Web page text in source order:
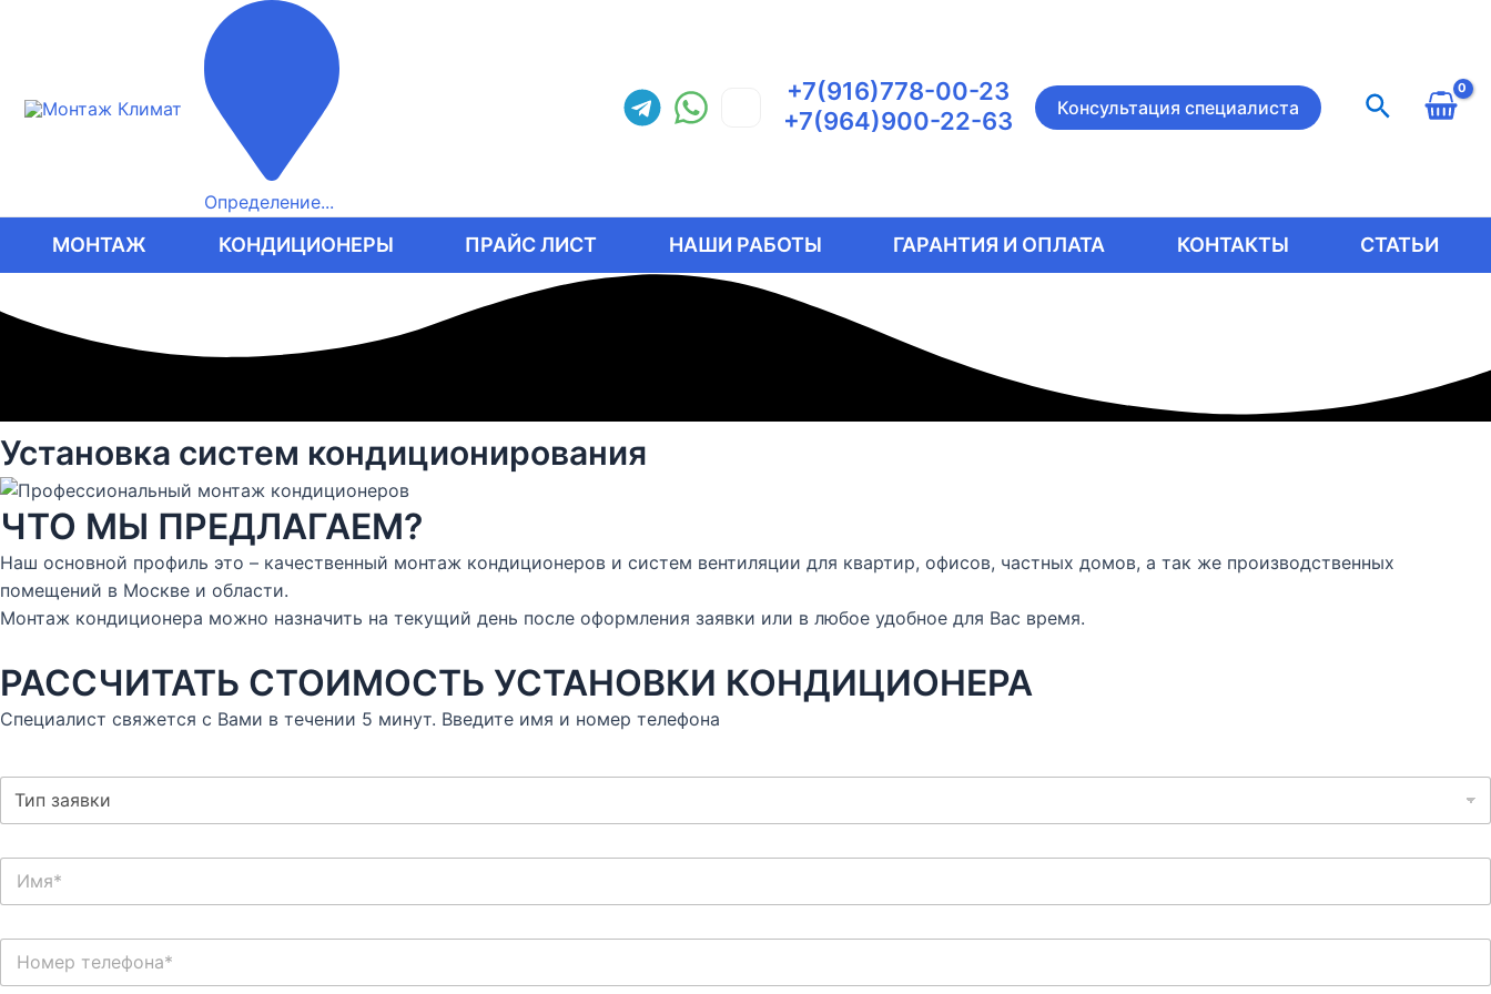
Определение...
+7(916)778-00-23
+7(964)900-22-63
Консультация специалиста Поиск
МОНТАЖ КОНДИЦИОНЕРЫ ПРАЙС ЛИСТ НАШИ РАБОТЫ ГАРАНТИЯ И ОПЛАТА КОНТАКТЫ СТАТЬИ
Установка систем кондиционирования
ЧТО МЫ ПРЕДЛАГАЕМ?
Наш основной профиль это – качественный монтаж кондиционеров и систем вентиляции для квартир, офисов, частных домов, а так же производственных
помещений в Москве и области.
Монтаж кондиционера можно назначить на текущий день после оформления заявки или в любое удобное для Вас время.
РАССЧИТАТЬ СТОИМОСТЬ УСТАНОВКИ КОНДИЦИОНЕРА
Специалист свяжется с Вами в течении 5 минут. Введите имя и номер телефона
С
и
И
я
Н
м